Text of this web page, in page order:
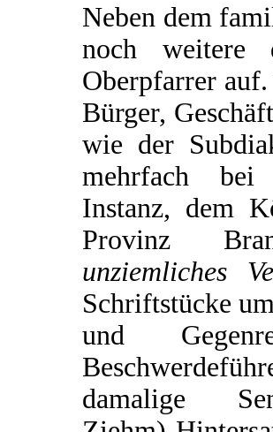
Neben dem
noch weitere
Oberpfarrer auf.
Bürger,
wie der
mehrfach bei
Instanz, dem
Provinz
unziemliches
Schriftstücke
und
damalige